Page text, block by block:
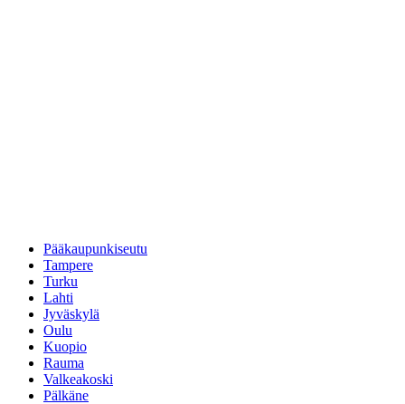
Pääkaupunkiseutu
Tampere
Turku
Lahti
Jyväskylä
Oulu
Kuopio
Rauma
Valkeakoski
Pälkäne